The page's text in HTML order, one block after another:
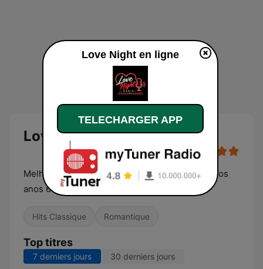
Love Night
Melhor do romântico nacional e internacional dos
anos 60-70-80-90
Hits Classique Romantique
Top titres
7 derniers jours 30 derniers jours
Love Night en ligne
TELECHARGER APP